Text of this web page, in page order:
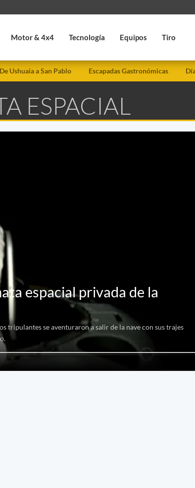
Motor & 4x4 Tecnología Equipos Tiro
De Ushuaia a San Pablo Escapadas Gastronómicas
ESPACIAL
espacial privada de la
tripulantes se aventuraron a salir de la nave con sus trajes